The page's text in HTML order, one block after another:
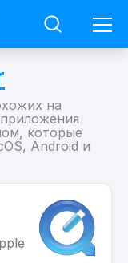
на
которые
Android и